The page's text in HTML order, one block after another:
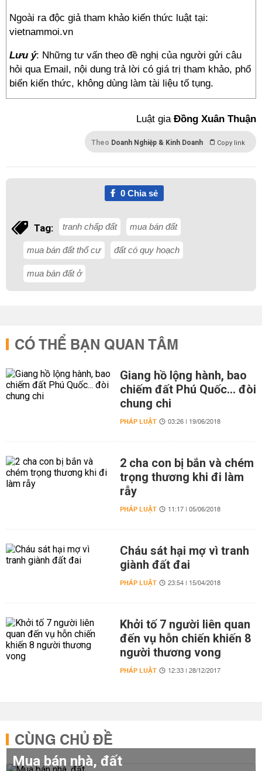
Ngoài ra độc giả tham khảo kiến thức luật tại:
vietnammoi.vn
Lưu ý: Những tư vấn theo đề nghị của người gửi câu
hỏi qua Email, nội dung trả lời có giá trị tham khảo, phổ
biến kiến thức, không dùng làm tài liệu tố tụng.
Luật gia Đồng Xuân Thuận
Theo Doanh Nghiệp & Kinh Doanh Copy link
0Chia sẻ
Tag: tranh chấp đất mua bán đất
mua bán đất thổ cư đất có quy hoạch
mua bán đất ở
CÓ THỂ BẠN QUAN TÂM
Giang hồ lộng hành, bao
chiếm đất Phú Quốc... đòi
chung chi
PHÁP LUẬT 03:26 | 19/06/2018
2 cha con bị bắn và chém
trọng thương khi đi làm
rẫy
PHÁP LUẬT 11:17 | 05/06/2018
Cháu sát hại mợ vì tranh
giành đất đai
PHÁP LUẬT 23:54 | 15/04/2018
Khởi tố 7 người liên quan
đến vụ hỗn chiến khiến 8
người thương vong
PHÁP LUẬT 12:33 | 28/12/2017
CÙNG CHỦ ĐỀ
Mua bán nhà, đất